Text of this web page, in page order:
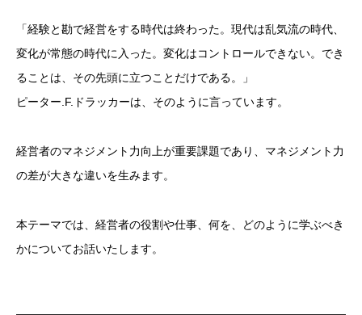
「経験と勘で経営をする時代は終わった。現代は乱気流の時代、
変化が常態の時代に入った。変化はコントロールできない。でき
ることは、その先頭に立つことだけである。」
ピーター.F.ドラッカーは、そのように言っています。
経営者のマネジメント力向上が重要課題であり、マネジメント力
の差が大きな違いを生みます。
本テーマでは、経営者の役割や仕事、何を、どのように学ぶべき
かについてお話いたします。